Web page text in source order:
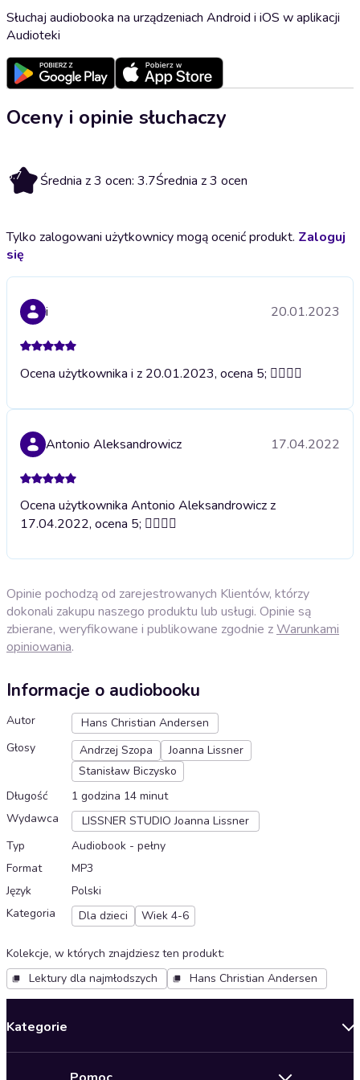
Słuchaj audiobooka na urządzeniach Android i iOS w aplikacji
Audioteki
Oceny i opinie słuchaczy
3.7 Średnia z 3 ocen: 3.7Średnia z 3 ocen
Tylko zalogowani użytkownicy mogą ocenić produkt. Zaloguj
się
i 20.01.2023
Ocena użytkownika i z 20.01.2023, ocena 5; 👍🏽👍🏽
Antonio Aleksandrowicz 17.04.2022
Ocena użytkownika Antonio Aleksandrowicz z
17.04.2022, ocena 5; 👍🏽👍🏽
Opinie pochodzą od zarejestrowanych Klientów, którzy
dokonali zakupu naszego produktu lub usługi. Opinie są
zbierane, weryfikowane i publikowane zgodnie zWarunkami
opiniowania.
Informacje o audiobooku
Autor
Hans Christian Andersen
Głosy
Andrzej Szopa
Joanna Lissner
Stanisław Biczysko
Długość
1 godzina 14 minut
Wydawca
LISSNER STUDIO Joanna Lissner
Typ
Audiobook - pełny
Format
MP3
Język
Polski
Kategoria
Dla dzieci Wiek 4-6
Kolekcje, w których znajdziesz ten produkt:
Lektury dla najmłodszych
Hans Christian Andersen
Kategorie